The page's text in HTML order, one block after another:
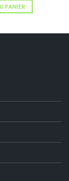
:
PANIER